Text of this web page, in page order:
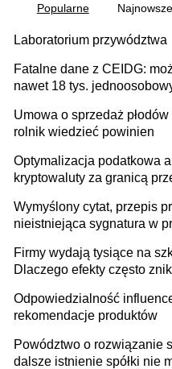
Popularne Najnowsze
Laboratorium przywództwa
Fatalne dane z CEIDG:
nawet 18 tys.
Umowa o sprzedaż
rolnik wiedzieć powinien
Optymalizacja podatkowa
kryptowaluty za granicą
Wymyślony cytat, przepis
nieistniejąca sygnatura w
firmie
Firmy wydają tysiące na
Dlaczego efekty często
Odpowiedzialność
rekomendacje produktów
Powództwo o rozwiązanie
dalsze istnienie spółki nie